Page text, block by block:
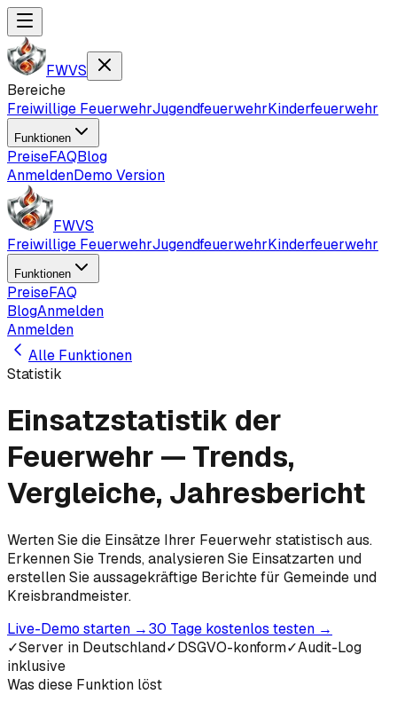
FWVS
Bereiche
Freiwillige FeuerwehrJugendfeuerwehrKinderfeuerwehr
Funktionen
PreiseFAQBlog
AnmeldenDemo Version
FWVS
Freiwillige FeuerwehrJugendfeuerwehrKinderfeuerwehr
Funktionen
PreiseFAQ
BlogAnmelden
Anmelden
Alle Funktionen
Statistik
Einsatzstatistik der
Feuerwehr — Trends,
Vergleiche, Jahresbericht
Werten Sie die Einsätze Ihrer Feuerwehr statistisch aus.
Erkennen Sie Trends, analysieren Sie Einsatzarten und
erstellen Sie aussagekräftige Berichte für Gemeinde und
Kreisbrandmeister.
Live-Demo starten →30 Tage kostenlos testen →
✓Server in Deutschland✓DSGVO-konform✓Audit-Log
inklusive
Was diese Funktion löst